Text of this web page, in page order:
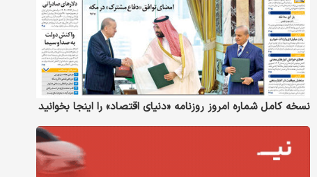
نسخه کامل شماره امروز روزنامه «دنیای‌ اقتصاد» را اینجا بخوانید